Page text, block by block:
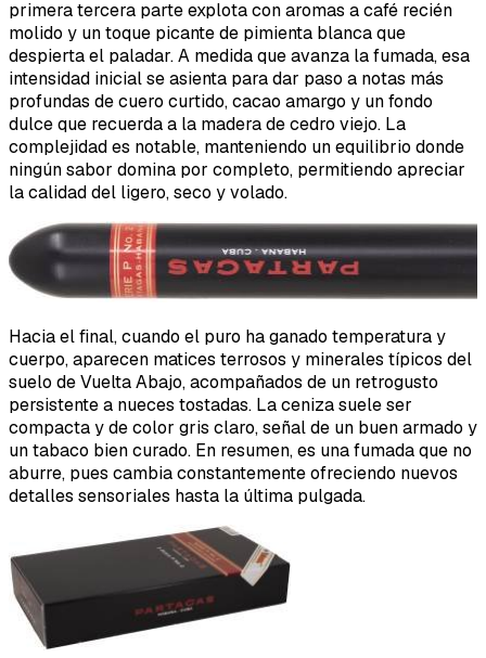
primera tercera parte explota con aromas a café recién
molido y un toque picante de pimienta blanca que
despierta el paladar. A medida que avanza la fumada, esa
intensidad inicial se asienta para dar paso a notas más
profundas de cuero curtido, cacao amargo y un fondo
dulce que recuerda a la madera de cedro viejo. La
complejidad es notable, manteniendo un equilibrio donde
ningún sabor domina por completo, permitiendo apreciar
la calidad del ligero, seco y volado.
Hacia el final, cuando el puro ha ganado temperatura y
cuerpo, aparecen matices terrosos y minerales típicos del
suelo de Vuelta Abajo, acompañados de un retrogusto
persistente a nueces tostadas. La ceniza suele ser
compacta y de color gris claro, señal de un buen armado y
un tabaco bien curado. En resumen, es una fumada que no
aburre, pues cambia constantemente ofreciendo nuevos
detalles sensoriales hasta la última pulgada.